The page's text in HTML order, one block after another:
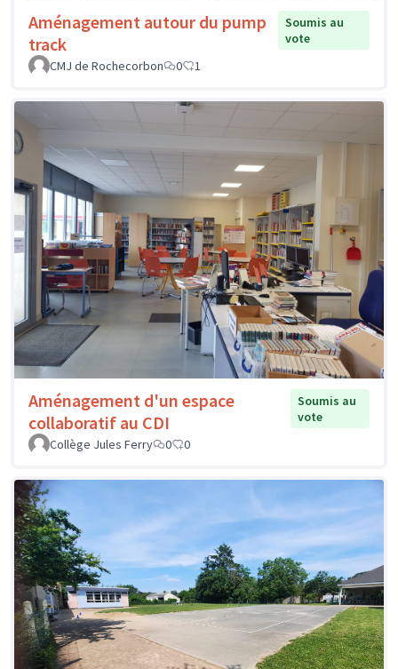
Aménagement autour du pump
track
Soumis au
vote
CMJ de Rochecorbon
0 1
Aménagement d'un espace
collaboratif au CDI
Soumis au
vote
Collège Jules Ferry
0 0